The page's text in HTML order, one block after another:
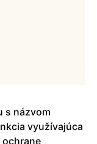
s názvom
využívajúca